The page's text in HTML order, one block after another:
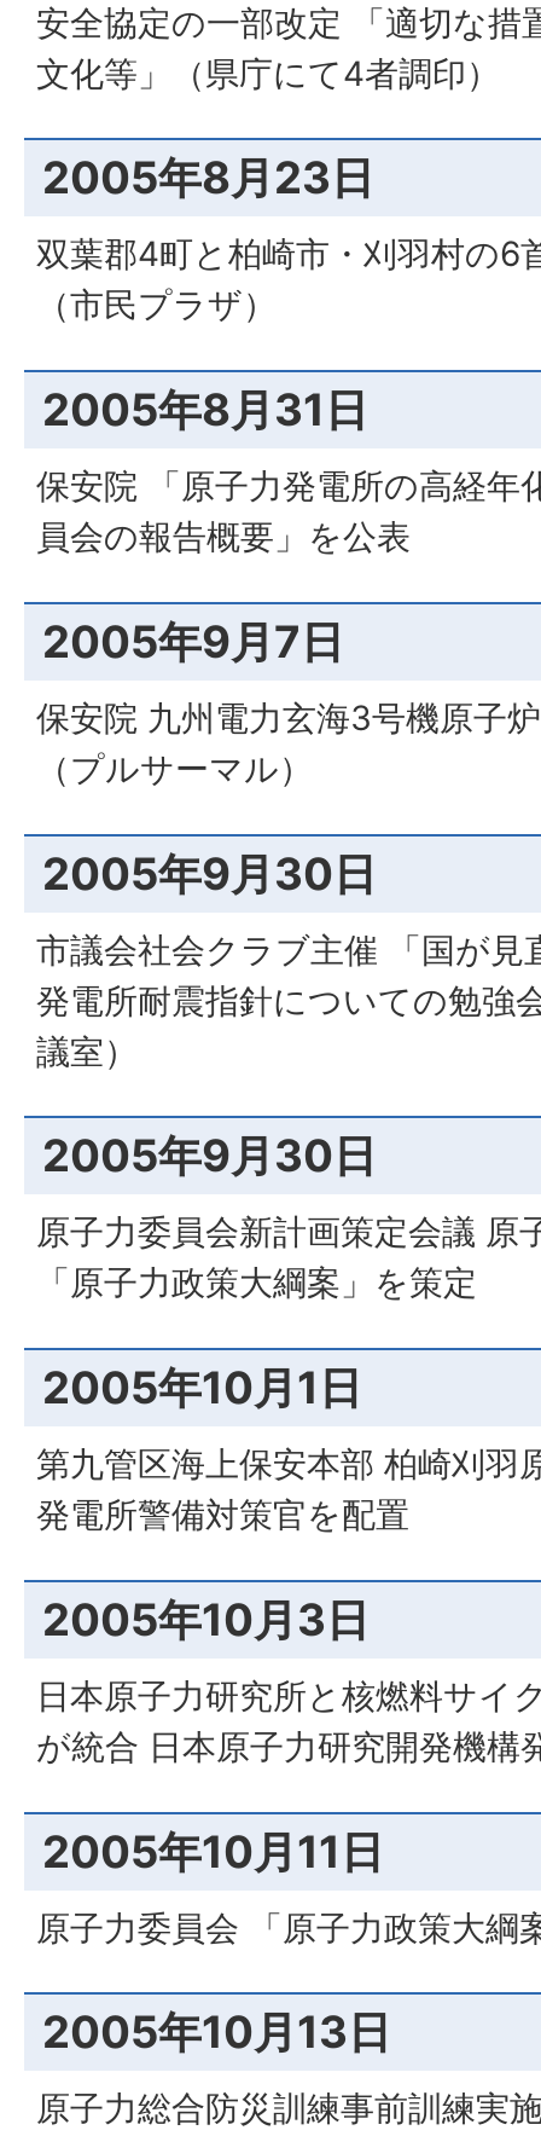
安全協定の一部改定 「適切な措
文化等」（県庁にて4者調印）
2005年8月23日
双葉郡4町と柏崎市・刈羽村の6
（市民プラザ）
2005年8月31日
保安院 「原子力発電所の高経年
員会の報告概要」を公表
2005年9月7日
保安院 九州電力玄海3号機原子
（プルサーマル）
2005年9月30日
市議会社会クラブ主催 「国が見
発電所耐震指針についての勉強
議室）
2005年9月30日
原子力委員会新計画策定会議 原
「原子力政策大綱案」を策定
2005年10月1日
第九管区海上保安本部 柏崎刈羽
発電所警備対策官を配置
2005年10月3日
日本原子力研究所と核燃料サイ
が統合 日本原子力研究開発機構
2005年10月11日
原子力委員会 「原子力政策大綱
2005年10月13日
原子力総合防災訓練事前訓練実